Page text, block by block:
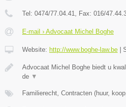
Tel: 0474/77.04.41 , Fax: 016/
E-mail › Advocaat Michel Boghe
Website: http://www.boghe-law.be
Advocaat Michel Boghe biedt u
de ▼
Familierecht, Contracten (huur,